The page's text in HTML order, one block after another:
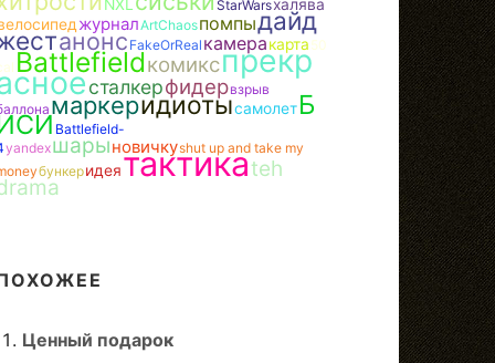
NXL StarWarsхалява
журналArtChaosпомпыдайд
анонс FakeOrReal камеракарта 50
Battlefieldкомикспрекр
сталкерфидервзрыв
маркеридиотысамолетБ
Battlefield-
yandexшарыновичкуshut up and take my
бункеридеятактикаteh
Ценный подарок